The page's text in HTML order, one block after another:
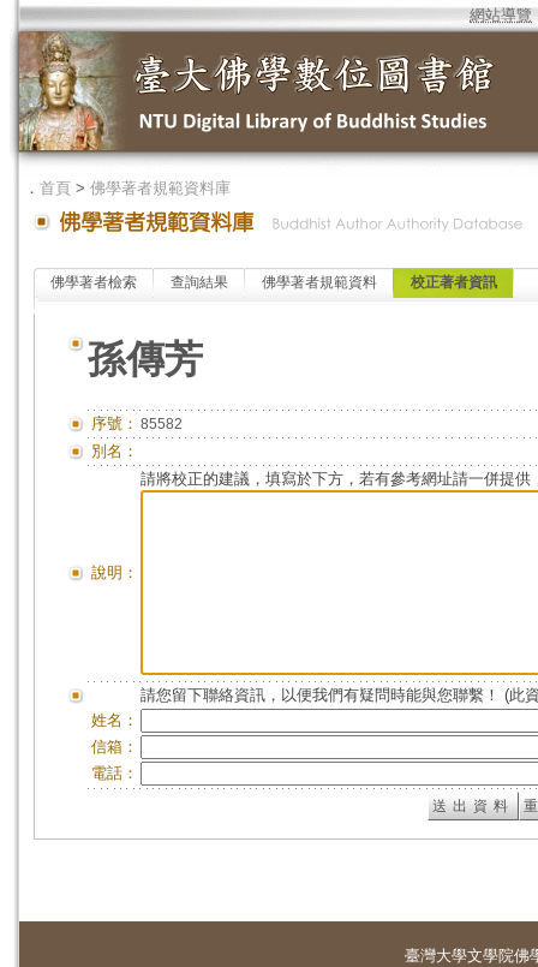
網站導覽
． 首頁 > 佛學著者規範資料庫
佛學著者檢索 查詢結果 佛學著者規範資料 校正著者資訊
孫傳芳
序號： 85582
別名：
說明：
請將校正的建議，填寫於下方，若有參考網址請一併提供
請您留下聯絡資訊，以便我們有疑問時能與您聯繫！ (此
姓名：
信箱：
電話：
臺灣大學文學院佛